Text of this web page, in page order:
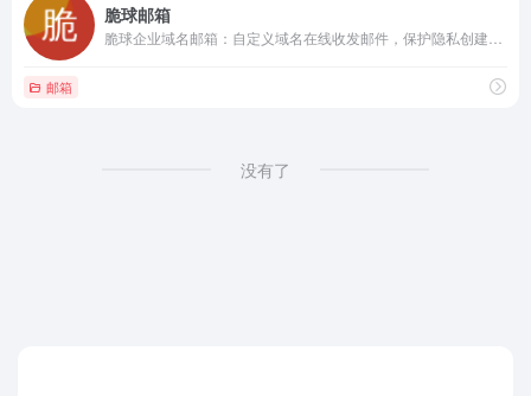
脆球邮箱
邮箱
没有了